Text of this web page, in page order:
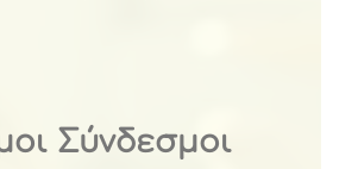
Σύνδεσμοι